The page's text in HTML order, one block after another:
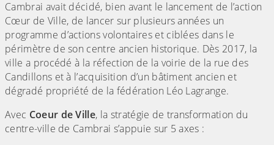
Cambrai avait décidé, bien avant le lancement de l’action
Cœur de Ville, de lancer sur plusieurs années un
programme d’actions volontaires et ciblées dans le
périmètre de son centre ancien historique. Dès 2017, la
ville a procédé à la réfection de la voirie de la rue des
Candillons et à l’acquisition d’un bâtiment ancien et
dégradé propriété de la fédération Léo Lagrange.
Avec Coeur de Ville, la stratégie de transformation du
centre-ville de Cambrai s’appuie sur 5 axes :